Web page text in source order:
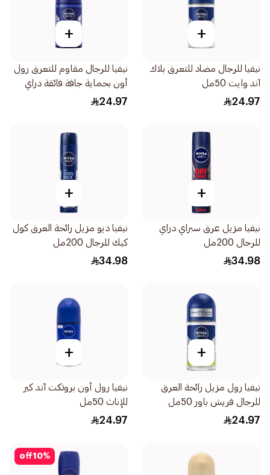
+
نيفيا للرجال مضاد للتعرق بلاك
آند وايت 50مل
24.97
+
نيفيا للرجال مقاوم للتعرق رول
أون بحماية جافة فائقة دراي
إمباكت 50مل
24.97
+
نيفيا مزيل عرق سبراي دراي
للرجال 200مل
34.98
+
نيفيا ديو مزيل رائحة العرق كول
كيك للرجال 200مل
34.98
+
نيفيا رول مزيل رائحة العرق
للرجال فريش باور 50مل
24.97
+
نيفيا رول أون بروتكت آند كير
للإناث 50مل
24.97
10%
off